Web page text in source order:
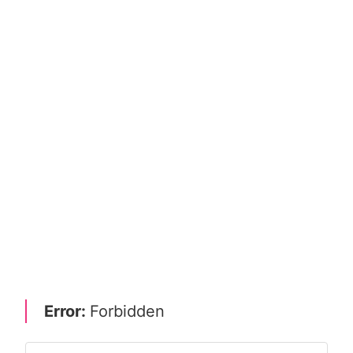
Error: Forbidden